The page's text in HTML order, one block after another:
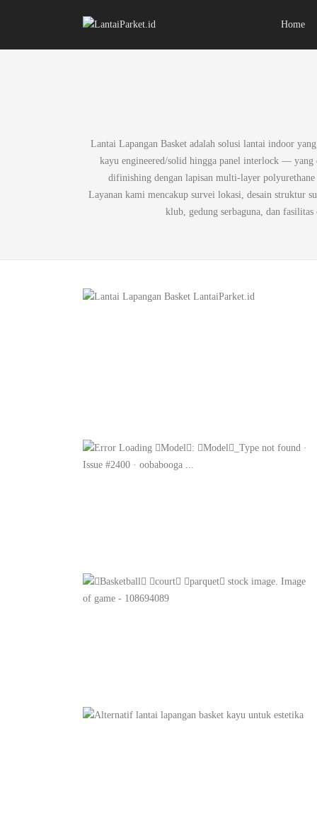
Home
Lantai Lapangan Basket adalah solusi lantai indoor
kayu engineered/solid hingga panel interlock — yang
difinishing dengan lapisan multi-layer
Layanan kami mencakup survei lokasi, desain struktur
klub, gedung serbaguna, dan